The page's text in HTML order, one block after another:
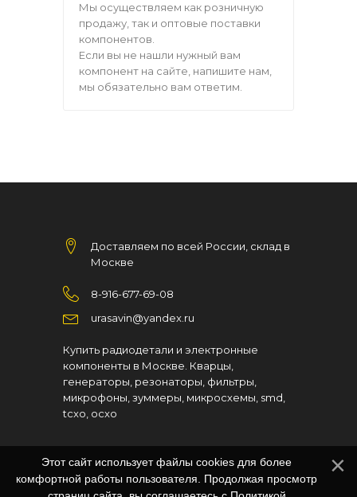
Мы осуществляем как розничную
продажу, так и оптовые поставки
компонентов.
Если вы не нашли нужный вам
компонент на сайте, напишите нам,
мы обязательно вам ответим.
Доставляем по всей России, склад в
Москве
8-916-677-69-08
urasavin@yandex.ru
Купить радиодетали и электронные
компоненты в Москве. Кварцы,
генераторы, резонаторы, фильтры,
микрофоны, зуммеры, микросхемы, smd,
tcxo, ocxo
Этот сайт использует файлы cookies для более
комфортной работы пользователя. Продолжая просмотр